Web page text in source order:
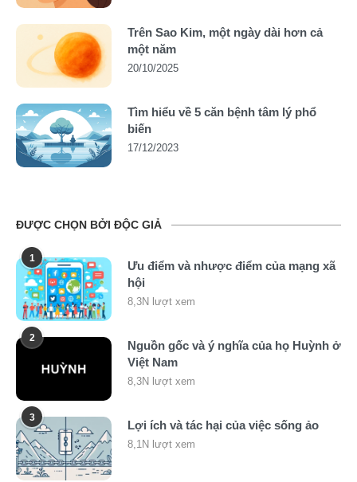
Trên Sao Kim, một ngày dài hơn cả
một năm
20/10/2025
Tìm hiểu về 5 căn bệnh tâm lý phổ
biến
17/12/2023
ĐƯỢC CHỌN BỞI ĐỘC GIẢ
1
Ưu điểm và nhược điểm của mạng xã
hội
8,3N lượt xem
2
Nguồn gốc và ý nghĩa của họ Huỳnh ở
Việt Nam
8,3N lượt xem
3
Lợi ích và tác hại của việc sống ảo
8,1N lượt xem